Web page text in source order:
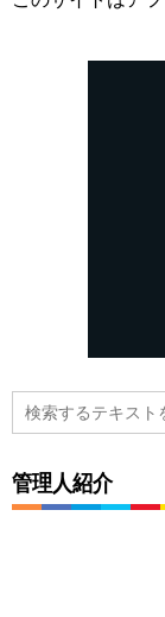
管理人紹介